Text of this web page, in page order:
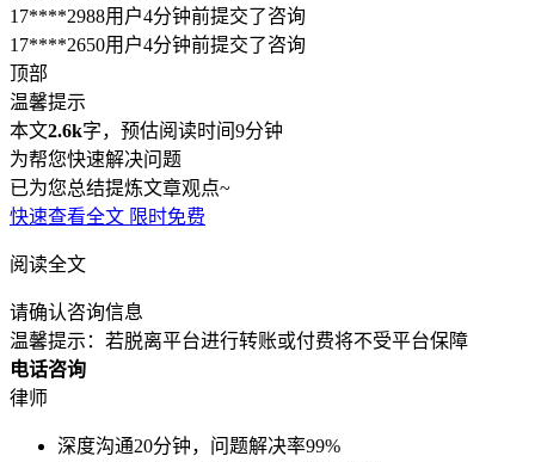
17****2988用户4分钟前提交了咨询
17****2650用户4分钟前提交了咨询
顶部
温馨提示
本文2.6k字，预估阅读时间9分钟
为帮您快速解决问题
已为您总结提炼文章观点~
快速查看全文 限时免费
阅读全文
请确认咨询信息
温馨提示：若脱离平台进行转账或付费将不受平台保障
电话咨询
律师
深度沟通20分钟，问题解决率99%